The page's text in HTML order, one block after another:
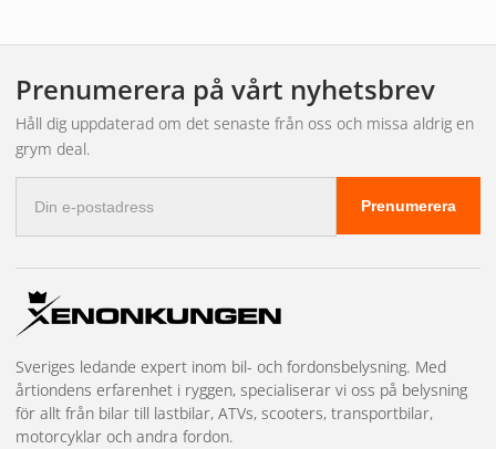
Tillägg:
Denna reläkabelsats från Autoline är också avsett för
användning med extraljus eller ledramp, vilket gör den till en
mångsidig lösning för olika ljusbehov i fordon.
Prenumerera på vårt nyhetsbrev
Håll dig uppdaterad om det senaste från oss och missa aldrig en
grym deal.
postadress
Prenumerera
Sveriges ledande expert inom bil- och fordonsbelysning. Med
årtiondens erfarenhet i ryggen, specialiserar vi oss på belysning
för allt från bilar till lastbilar, ATVs, scooters, transportbilar,
motorcyklar och andra fordon.